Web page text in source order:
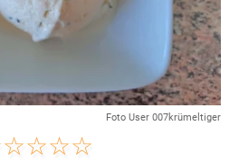
Foto User 007krümeltiger